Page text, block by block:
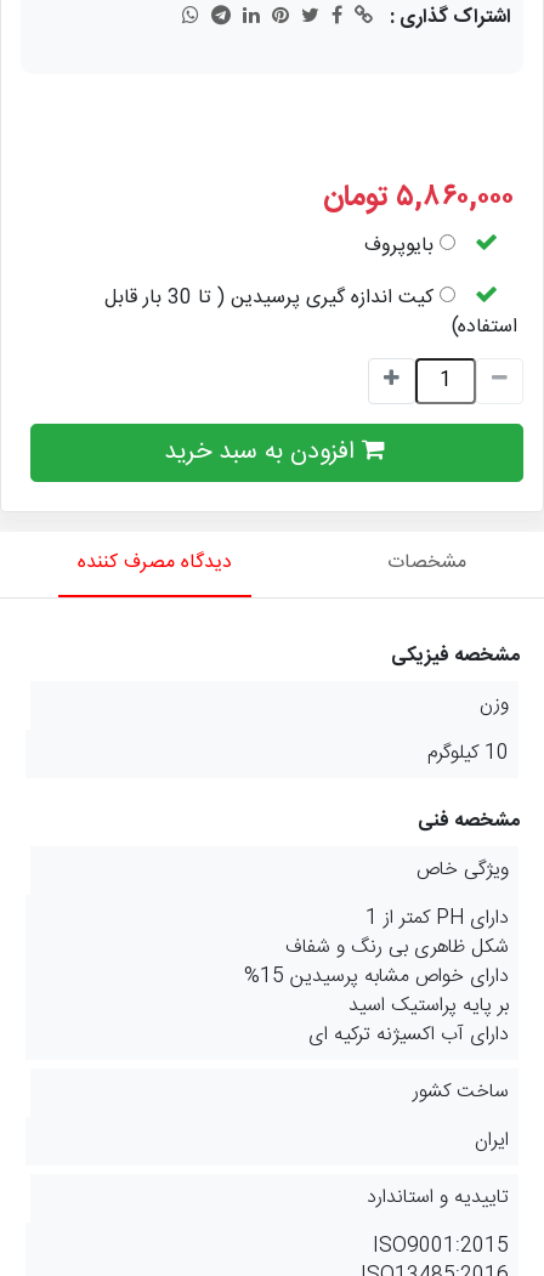
اشتراک گذاری :
۵,۸۶۰,۰۰۰ تومان
کیت اندازه گیری پرسیدین ( تا 30 بار قابل
استفاده)
مشخصات دیدگاه مصرف کننده
مشخصه فیزیکی
وزن
10 کیلوگرم
مشخصه فنی
ویژگی خاص
دارای PH کمتر از 1
شکل ظاهری بی رنگ و شفاف
دارای خواص مشابه پرسیدین 15%
بر پایه پراستیک اسید
دارای آب اکسیژنه ترکیه ای
ساخت کشور
ایران
تاییدیه و استاندارد
ISO9001:2015